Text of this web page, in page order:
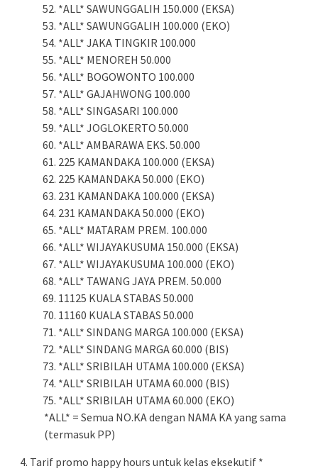
*ALL* SAWUNGGALIH 150.000 (EKSA)
*ALL* SAWUNGGALIH 100.000 (EKO)
*ALL* JAKA TINGKIR 100.000
*ALL* MENOREH 50.000
*ALL* BOGOWONTO 100.000
*ALL* GAJAHWONG 100.000
*ALL* SINGASARI 100.000
*ALL* JOGLOKERTO 50.000
*ALL* AMBARAWA EKS. 50.000
225 KAMANDAKA 100.000 (EKSA)
225 KAMANDAKA 50.000 (EKO)
231 KAMANDAKA 100.000 (EKSA)
231 KAMANDAKA 50.000 (EKO)
*ALL* MATARAM PREM. 100.000
*ALL* WIJAYAKUSUMA 150.000 (EKSA)
*ALL* WIJAYAKUSUMA 100.000 (EKO)
*ALL* TAWANG JAYA PREM. 50.000
11125 KUALA STABAS 50.000
11160 KUALA STABAS 50.000
*ALL* SINDANG MARGA 100.000 (EKSA)
*ALL* SINDANG MARGA 60.000 (BIS)
*ALL* SRIBILAH UTAMA 100.000 (EKSA)
*ALL* SRIBILAH UTAMA 60.000 (BIS)
*ALL* SRIBILAH UTAMA 60.000 (EKO)
*ALL* = Semua NO.KA dengan NAMA KA yang sama
(termasuk PP)
Tarif promo happy hours untuk kelas eksekutif *